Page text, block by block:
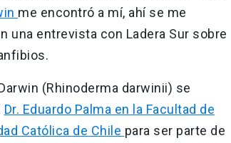
me encontró a mí, ahí se me
una entrevista con Ladera Sur sobre
(Rhinoderma darwinii) se
Dr. Eduardo Palma en la Facultad de
Católica de Chile para ser parte de